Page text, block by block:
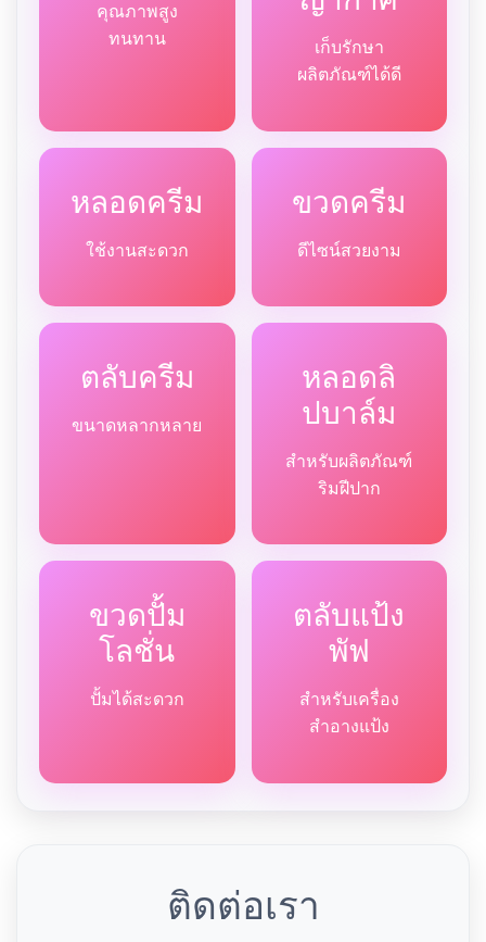
คุณภาพสูง
ทนทาน
เก็บรักษา
ผลิตภัณฑ์ได้ดี
หลอดครีม
ใช้งานสะดวก
ขวดครีม
ดีไซน์สวยงาม
ตลับครีม
ขนาดหลากหลาย
หลอดลิ
ปบาล์ม
สำหรับผลิตภัณฑ์
ริมฝีปาก
ขวดปั้ม
โลชั่น
ปั้มได้สะดวก
ตลับแป้ง
พัฟ
สำหรับเครื่อง
สำอางแป้ง
ติดต่อเรา